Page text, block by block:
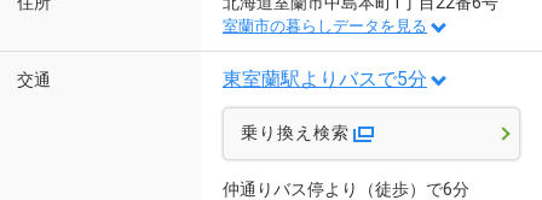
室蘭市の暮らしデータを見る
交通 東室蘭駅よりバスで5分
乗り換え検索
仲通りバス停より（徒歩）で6分